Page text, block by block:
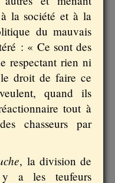
la société et à la
du mauvais
: « Ce sont des
respectant rien ni
le droit de faire ce
quand ils
tout à
chasseurs par
, la division de
a les teufeurs